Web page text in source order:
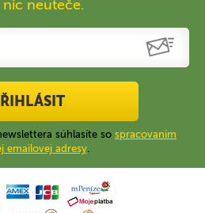
nic neuteče.
súhlasíte so spracovaním
emailovej adresy.